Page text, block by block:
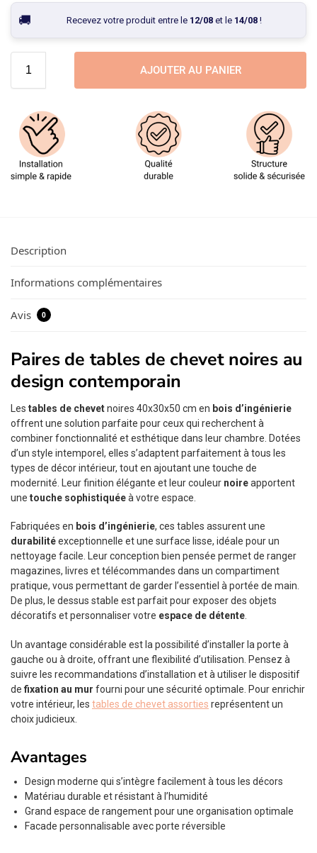
Recevez votre produit entre le 12/08et le 14/08!
AJOUTER AU PANIER
Description
Informations complémentaires
Avis 0
Paires de tables de chevet noires au
design contemporain
Les tables de chevetnoires 40x30x50 cm en bois d’ingénierie
offrent une solution parfaite pour ceux qui recherchent à
combiner fonctionnalité et esthétique dans leur chambre. Dotées
d’un style intemporel, elles s’adaptent parfaitement à tous les
types de décor intérieur, tout en ajoutant une touche de
modernité. Leur finition élégante et leur couleur noireapportent
une touche sophistiquéeà votre espace.
Fabriquées en bois d’ingénierie, ces tables assurent une
durabilitéexceptionnelle et une surface lisse, idéale pour un
nettoyage facile. Leur conception bien pensée permet de ranger
magazines, livres et télécommandes dans un compartiment
pratique, vous permettant de garder l’essentiel à portée de main.
De plus, le dessus stable est parfait pour exposer des objets
décoratifs et personnaliser votre espace de détente.
Un avantage considérable est la possibilité d’installer la porte à
gauche ou à droite, offrant une flexibilité d’utilisation. Pensez à
suivre les recommandations d’installation et à utiliser le dispositif
de fixation au mur fourni pour une sécurité optimale. Pour enrichir
votre intérieur, les tables de chevet assorties représentent un
choix judicieux.
Avantages
Design moderne qui s’intègre facilement à tous les décors
Matériau durable et résistant à l’humidité
Grand espace de rangement pour une organisation optimale
Facade personnalisable avec porte réversible